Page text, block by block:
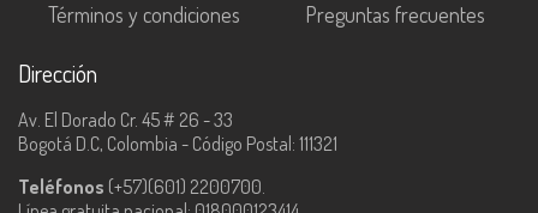
Términos y condiciones
Preguntas frecuentes
Dirección
Av. El Dorado Cr. 45 # 26 - 33
Bogotá D.C, Colombia - Código Postal: 111321
Teléfonos (+57)(601) 2200700.